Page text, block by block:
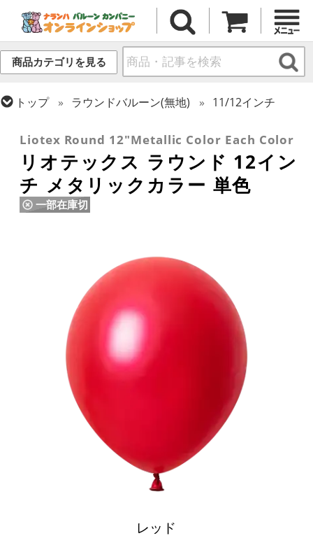
商品カテゴリを見る
トップ ラウンドバルーン(無地)
11/12インチ
Liotex Round 12"Metallic Color Each Color
リオテックス ラウンド 12イン
チ メタリックカラー 単色
一部在庫切
レッド